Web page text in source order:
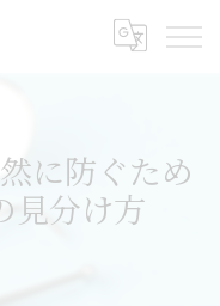
に防ぐため
見分け方